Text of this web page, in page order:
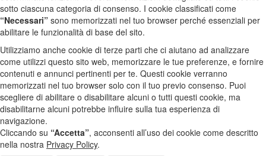
sotto ciascuna categoria di consenso. I cookie classificati come
“Necessari” sono memorizzati nel tuo browser perché essenziali per
abilitare le funzionalità di base del sito.
Utilizziamo anche cookie di terze parti che ci aiutano ad analizzare
come utilizzi questo sito web, memorizzare le tue preferenze, e fornire
contenuti e annunci pertinenti per te. Questi cookie verranno
memorizzati nel tuo browser solo con il tuo previo consenso. Puoi
scegliere di abilitare o disabilitare alcuni o tutti questi cookie, ma
disabilitarne alcuni potrebbe influire sulla tua esperienza di
navigazione.
Cliccando su “Accetta”, acconsenti all’uso dei cookie come descritto
nella nostra Privacy Policy.